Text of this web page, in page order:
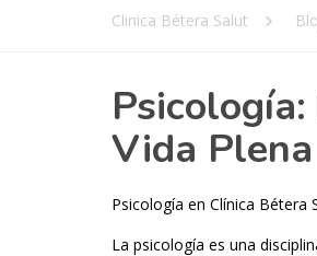
Clinica Bétera Salut
Vida Plena
Psicología en Clínica Bétera
La psicología es una